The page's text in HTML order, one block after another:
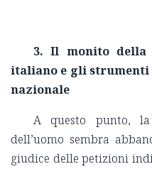
3.Il monito della
italiano e gli strumenti
nazionale
A questo punto,
dell’uomo sembra
giudice delle petizioni